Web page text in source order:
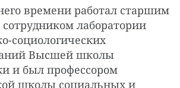
времени работал старшим
лаборатории
социологических
Высшей школы
и был профессором
школы социальных и